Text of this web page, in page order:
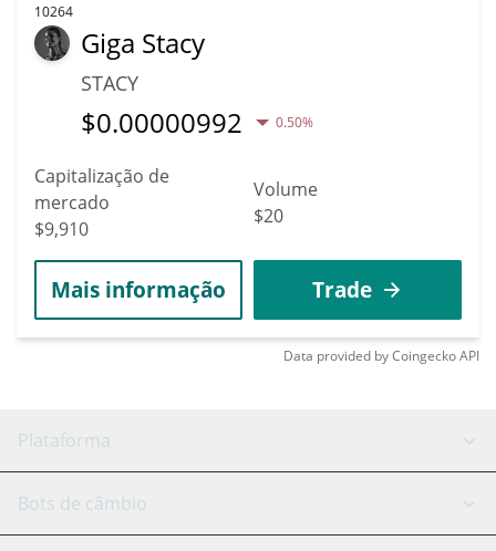
10264
Giga Stacy
STACY
$0.00000992 0.50%
Capitalização de
mercado
$9,910
Volume
$20
Mais informação Trade
Data provided byCoingeckoAPI
Plataforma
Bot GRID
Bots de câmbio